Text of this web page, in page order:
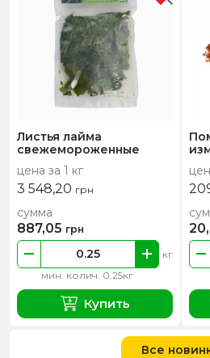
Листья лайма
свежемороженные
цена за 1 кг
3 548,20 грн
мин. колич. 0.25кг
кг
сумма
887,05 грн
Купить
Все